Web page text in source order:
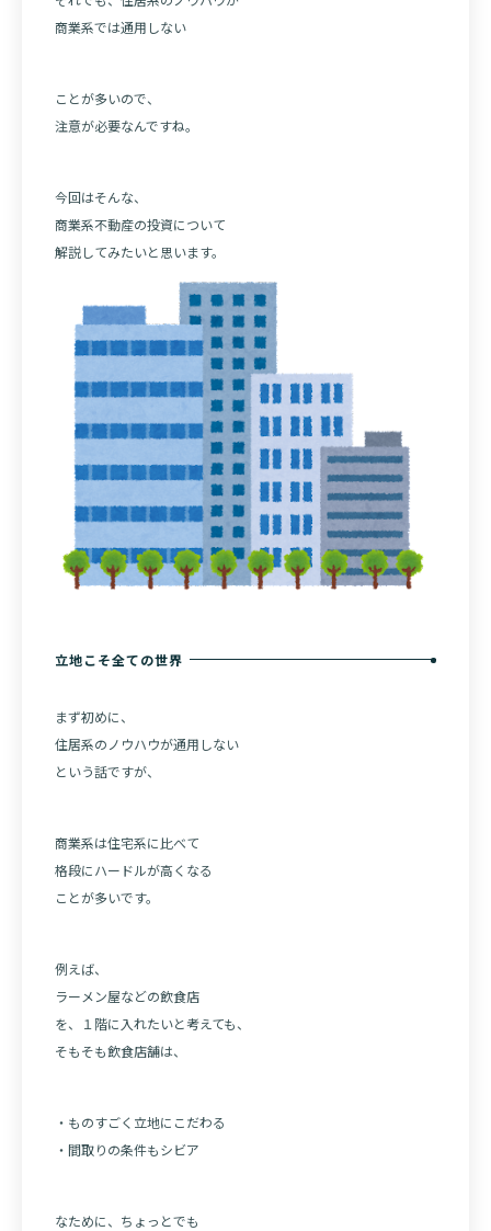
商業系では通用しない
ことが多いので、
注意が必要なんですね。
今回はそんな、
商業系不動産の投資について
解説してみたいと思います。
立地こそ全ての世界
まず初めに、
住居系のノウハウが通用しない
という話ですが、
商業系は住宅系に比べて
格段にハードルが高くなる
ことが多いです。
例えば、
ラーメン屋などの飲食店
を、１階に入れたいと考えても、
そもそも飲食店舗は、
・ものすごく立地にこだわる
・間取りの条件もシビア
なために、ちょっとでも